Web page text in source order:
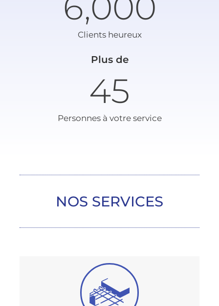
Clients heureux
Plus de
Personnes à votre service
45
NOS SERVICES